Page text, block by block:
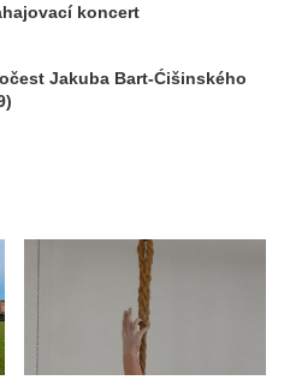
koncert
Jakuba Bart-Ćišinského